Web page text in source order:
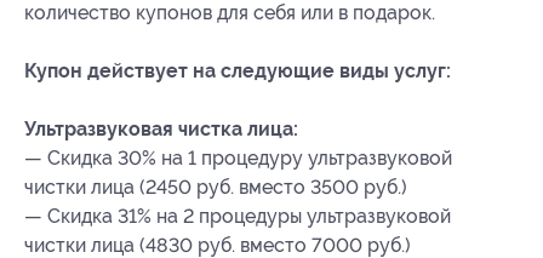
количество купонов для себя или в подарок.
Купон действует на следующие виды услуг:
Ультразвуковая чистка лица:
— Скидка 30% на 1 процедуру ультразвуковой
чистки лица (2450 руб. вместо 3500 руб.)
— Скидка 31% на 2 процедуры ультразвуковой
чистки лица (4830 руб. вместо 7000 руб.)